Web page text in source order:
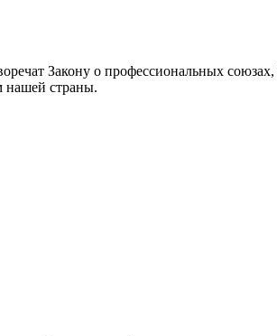
Закону о профессиональ­ных
нашей страны.